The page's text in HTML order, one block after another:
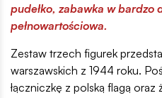
pudełko, zabawka w bardzo
pełnowartościowa.
Zestaw trzech figurek
warszawskich z 1944 roku.
łączniczkę z polską flagą oraz